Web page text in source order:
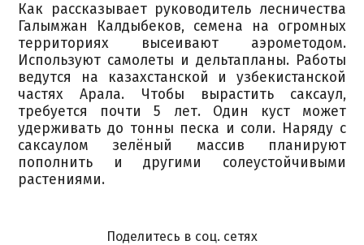
Поделитесь в соц. сетях
Как рассказывает руководитель лесничества
Галымжан Калдыбеков, семена на огромных
территориях высеивают аэрометодом.
Используют самолеты и дельтапланы. Работы
ведутся на казахстанской и узбекистанской
частях Арала. Чтобы вырастить саксаул,
требуется почти 5 лет. Один куст может
удерживать до тонны песка и соли. Наряду с
саксаулом зелёный массив планируют
пополнить и другими солеустойчивыми
растениями.